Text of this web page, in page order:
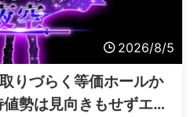
2026/8/5
りづらく等価ホールか
勢は見向きもせずエ